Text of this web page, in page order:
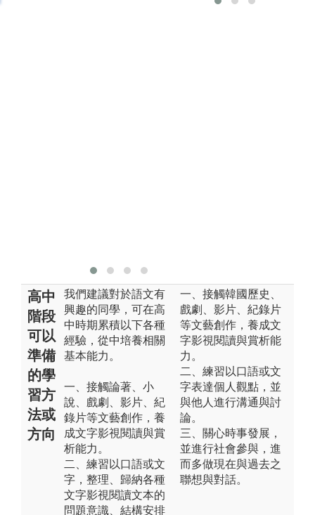
高中
階段
可以
準備
的學
習方
法或
方向
我們建議對於語文有
興趣的同學，可在高
中時期累積以下各種
經驗，從中培養相關
基本能力。
一、接觸論著、小
說、戲劇、影片、紀
錄片等文藝創作，養
成文字影視閱讀與賞
析能力。
二、練習以口語或文
字，整理、歸納各種
文字影視閱讀文本的
問題意識、結構安排
一、接觸韓國歷史、
戲劇、影片、紀錄片
等文藝創作，養成文
字影視閱讀與賞析能
力。
二、練習以口語或文
字表達個人觀點，並
與他人進行溝通與討
論。
三、關心時事發展，
並進行社會參與，進
而多做現在與過去之
聯想與對話。